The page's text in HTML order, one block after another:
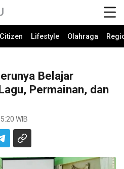
Citizen Lifestyle Olahraga
Belajar
Permainan, dan
WIB